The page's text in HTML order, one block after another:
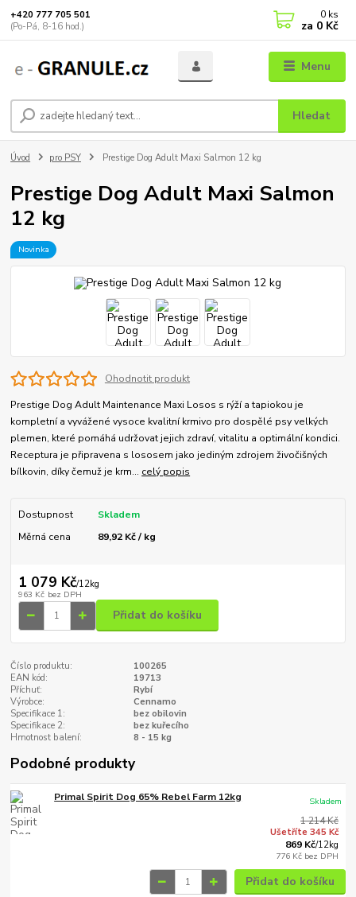
Menu
Hledat
+420 777 705 501
(Po-Pá, 8-16 hod.)
0 ks
za 0 Kč
Úvod pro PSY Prestige Dog Adult Maxi Salmon 12 kg
Prestige Dog Adult Maxi Salmon
12 kg
Novinka
Ohodnotit produkt
Prestige Dog Adult Maintenance Maxi Losos s rýží a tapiokou je
kompletní a vyvážené vysoce kvalitní krmivo pro dospělé psy velkých
plemen, které pomáhá udržovat jejich zdraví, vitalitu a optimální kondici.
Receptura je připravena s lososem jako jediným zdrojem živočišných
bílkovin, díky čemuž je krm... celý popis
Dostupnost
Skladem
Měrná cena
89,92 Kč / kg
1 079 Kč/12kg
963 Kč bez DPH
Přidat do košíku
Číslo produktu:
100265
EAN kód:
19713
Příchuť:
Rybí
Výrobce:
Cennamo
Specifikace 1:
bez obilovin
Specifikace 2:
bez kuřecího
Hmotnost balení:
8 - 15 kg
Podobné produkty
Primal Spirit Dog 65% Rebel Farm 12kg
1 214 Kč
Ušetříte 345 Kč
869 Kč/12kg
776 Kč bez DPH
Skladem
Přidat do košíku